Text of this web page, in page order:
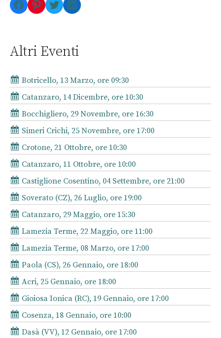
Facebook
Pinterest
TwitterLinkedIn
Altri Eventi
Botricello, 13 Marzo, ore 09:30
Catanzaro, 14 Dicembre, ore 10:30
Bocchigliero, 29 Novembre, ore 16:30
Simeri Crichi, 25 Novembre, ore 17:00
Crotone, 21 Ottobre, ore 10:30
Catanzaro, 11 Ottobre, ore 10:00
Castiglione Cosentino, 04 Settembre, ore 21:00
Soverato (CZ), 26 Luglio, ore 19:00
Catanzaro, 29 Maggio, ore 15:30
Lamezia Terme, 22 Maggio, ore 11:00
Lamezia Terme, 08 Marzo, ore 17:00
Paola (CS), 26 Gennaio, ore 18:00
Acri, 25 Gennaio, ore 18:00
Gioiosa Ionica (RC), 19 Gennaio, ore 17:00
Cosenza, 18 Gennaio, ore 10:00
Dasà (VV), 12 Gennaio, ore 17:00